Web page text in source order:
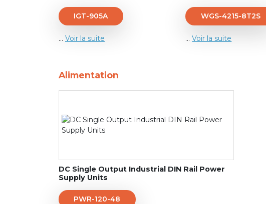
IGT-905A
... Voir la suite
WGS-4215-8T2S
... Voir la suite
Alimentation
DC Single Output Industrial DIN Rail Power
Supply Units
PWR-120-48